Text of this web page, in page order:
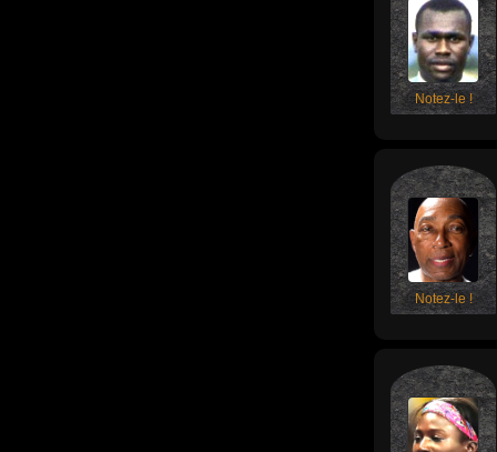
Notez-le !
Notez-le !